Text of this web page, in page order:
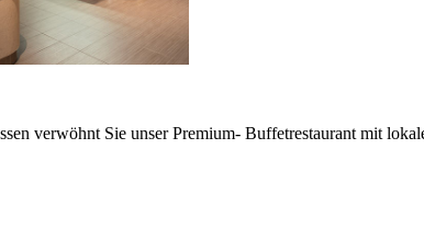
verwöhnt Sie unser Premium- Buffetrestaurant mit